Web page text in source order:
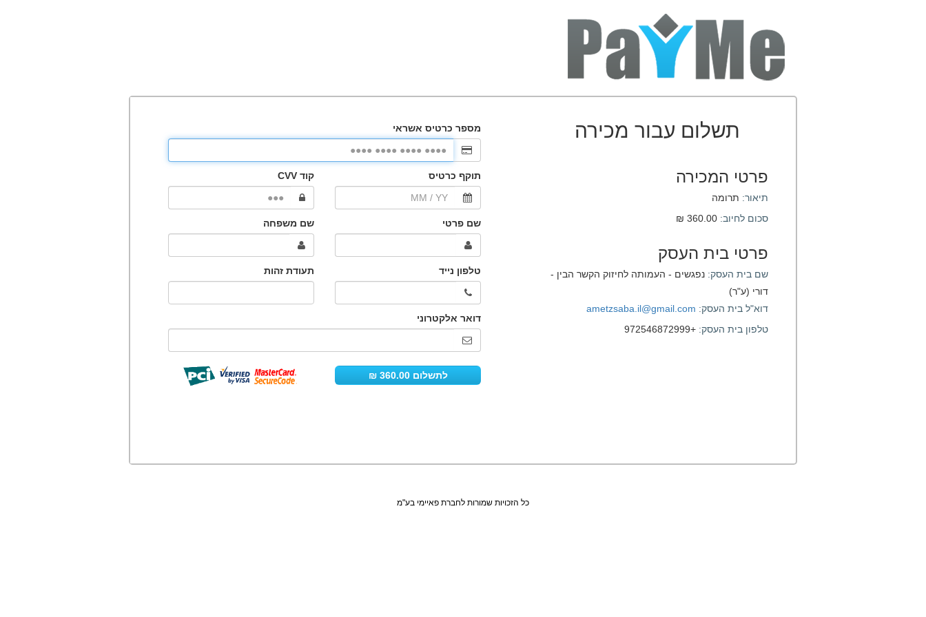
תשלום עבור מכירה
פרטי המכירה
תיאור: תרומה
סכום לחיוב:
פרטי בית העסק
שם בית העסק: נפגשים - העמותה לחיזוק הקשר הבין -
דורי (ע"ר)
דוא"ל בית העסק: ametzsaba.il@gmail.com
טלפון בית העסק: +972546872999
כל הזכויות שמורות לחברת פאיימי בע"מ